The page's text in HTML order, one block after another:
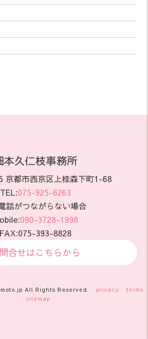
本久仁枝事務所
京都市西京区上桂森下町1-68
TEL:075-925-6263
話がつながらない場合
090-3728-1998
FAX:075-393-8828
合せはこちらから
All Rights Reserved. privacy
terms
sitemap